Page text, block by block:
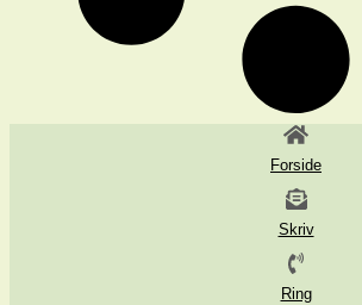
Forside
Skriv
Ring